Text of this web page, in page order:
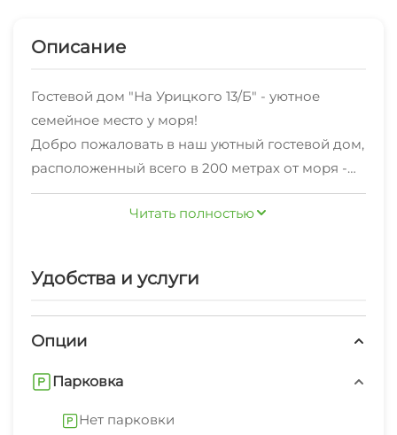
Описание
Гостевой дом "На Урицкого 13/Б" - уютное
семейное место у моря!
Добро пожаловать в наш уютный гостевой дом,
расположенный всего в 200 метрах от моря -
всего 4 минуты пешком до современных
пляжей и живописной набережной!
ресторанов, столовых, продуктовые магазины
Олимпийский парк и другие популярные места
К услугам гостей:
- просторная летняя кухня и столики на свежем
Для гарантированного заселения вносится
залог от 10% от стоимости брони. Залог
Читать полностью
Удобства и услуги
Опции
Парковка
Нет парковки